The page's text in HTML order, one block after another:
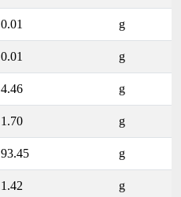
0.01 g
0.01 g
4.46 g
1.70 g
93.45 g
1.42 g